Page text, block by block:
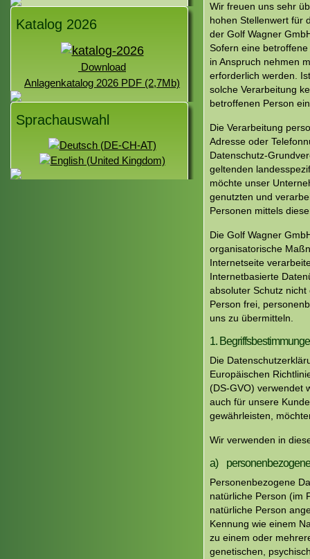
Katalog 2026
Download
Anlagenkatalog 2026 PDF (2,7Mb)
Sprachauswahl
Wir freuen uns sehr
hohen Stellenwert für
der Golf Wagner
Sofern eine
in Anspruch nehmen
erforderlich werden.
solche Verarbeitung
betroffenen Person
Die Verarbeitung
Adresse oder
Datenschutz-
geltenden
möchte unser
genutzten und
Personen mittels
Die Golf Wagner
organisatorische
Internetseite
Internetbasierte
absoluter Schutz
Person frei,
uns zu übermitteln.
1.
Die
Europäischen
(DS-GVO) verwendet
auch für unsere
gewährleisten,
Wir verwenden in
a)
Personenbezogene
natürliche Person (im
natürliche Person
Kennung wie einem
zu einem oder
genetischen,